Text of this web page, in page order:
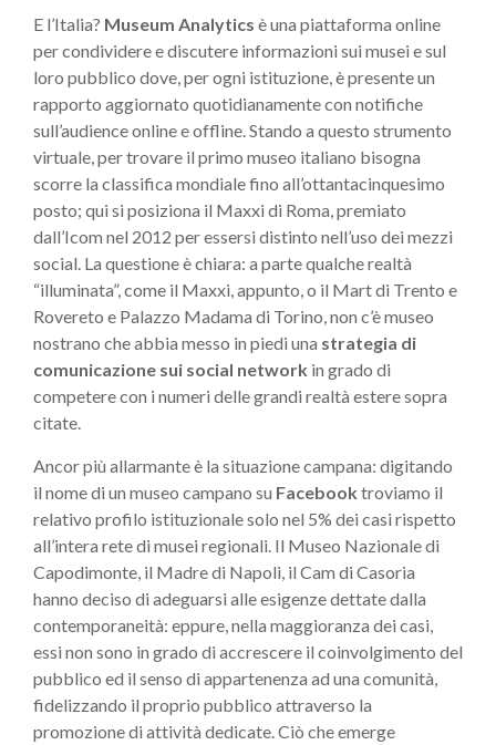
E l’Italia? Museum Analytics è una piattaforma online
per condividere e discutere informazioni sui musei e sul
loro pubblico dove, per ogni istituzione, è presente un
rapporto aggiornato quotidianamente con notifiche
sull’audience online e offline. Stando a questo strumento
virtuale, per trovare il primo museo italiano bisogna
scorre la classifica mondiale fino all’ottantacinquesimo
posto; qui si posiziona il Maxxi di Roma, premiato
dall’Icom nel 2012 per essersi distinto nell’uso dei mezzi
social. La questione è chiara: a parte qualche realtà
“illuminata”, come il Maxxi, appunto, o il Mart di Trento e
Rovereto e Palazzo Madama di Torino, non c’è museo
nostrano che abbia messo in piedi una strategia di
comunicazione sui social network in grado di
competere con i numeri delle grandi realtà estere sopra
citate.
Ancor più allarmante è la situazione campana: digitando
il nome di un museo campano su Facebook troviamo il
relativo profilo istituzionale solo nel 5% dei casi rispetto
all’intera rete di musei regionali. Il Museo Nazionale di
Capodimonte, il Madre di Napoli, il Cam di Casoria
hanno deciso di adeguarsi alle esigenze dettate dalla
contemporaneità: eppure, nella maggioranza dei casi,
essi non sono in grado di accrescere il coinvolgimento del
pubblico ed il senso di appartenenza ad una comunità,
fidelizzando il proprio pubblico attraverso la
promozione di attività dedicate. Ciò che emerge